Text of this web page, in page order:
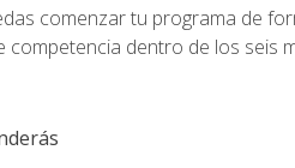
comenzar tu programa de
competencia dentro de los seis